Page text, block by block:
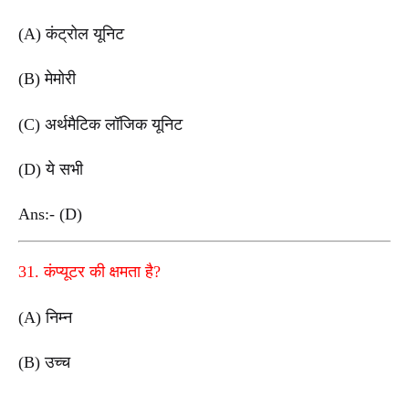
(A) कंट्रोल यूनिट
(B) मेमोरी
(C) अर्थमैटिक लॉजिक यूनिट
(D) ये सभी
Ans:- (D)
31. कंप्यूटर की क्षमता है?
(A) निम्न
(B) उच्च